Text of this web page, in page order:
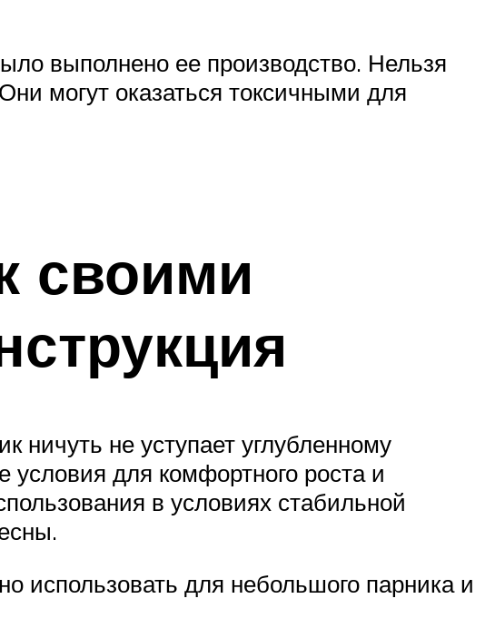
выполнено ее производство. Нельзя
могут оказаться токсичными для
своими
ничуть не уступает углубленному
условия для комфортного роста и
в условиях стабильной
использовать для небольшого парника и